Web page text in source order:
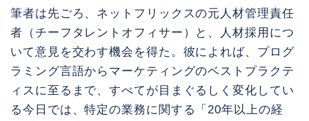
筆者は先ごろ、ネットフリックスの元人材管理責任
者（チーフタレントオフィサー）と、人材採用につ
いて意見を交わす機会を得た。彼によれば、プログ
ラミング言語からマーケティングのベストプラクテ
ィスに至るまで、すべてが目まぐるしく変化してい
る今日では、特定の業務に関する「20年以上の経